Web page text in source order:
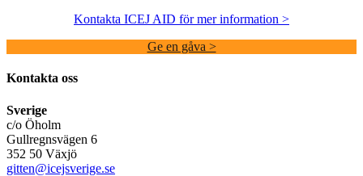
Kontakta ICEJ AID för mer information >
Ge en gåva >
Kontakta oss
Sverige
c/o Öholm
Gullregnsvägen 6
352 50 Växjö
gitten@icejsverige.se